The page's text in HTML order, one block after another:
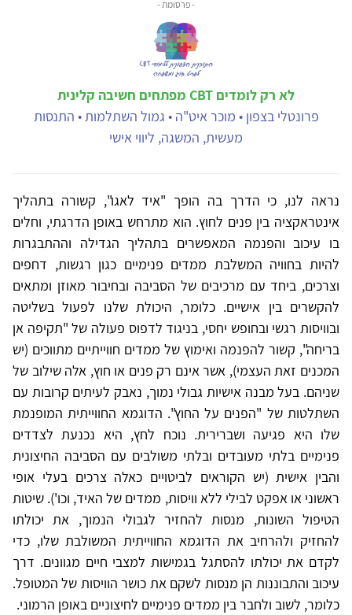
- פרסומת -
לא רק לומדים CBT מפתחים חשיבה קלינית
פרונטלי בצפון • מוכר איט"ה • גמול השתלמות • התנסות
מעשית, המשגה, ליווי אישי
נראה לנו, כי הדרך בה הופך "איד לאגו", קשורה בתהליך
אינטראקציה בין פנים לחוץ. הוא מתרחש באופן הדרגתי, וחלים
בו עיכוב והפנמה המאפשרים בתהליך הגדילה וההתבגרות
להיות בחוויה המשלבת ממדים פנימיים כגון רגשות, דחפים
וצרכים, ביחד עם מרכיבים של הסביבה ובחיבור מאוזן ומתאים
להקשרים בין אישיים. כלומר, היכולת שלנו לפעול בשליטה
ובוויסות רגשי ובחופש יחסי, בניגוד לדפוס פעולה של "תקיפה אן
בריחה", קשור להפנמה ואימוץ של ממדים חווייתיים מתווכים (יש
המכנים זאת העצמי), אשר אינם רק פנים או חוץ, אלה שילוב של
שניהם. בעל מבנה אישיות גבולי נמוך, נאבק לעיתים קרובות עם
השתלטות של "הפנים על החוץ". הדוגמא החווייתית המופנמת
שלו היא פגיעה ושברירית. נוכח לחץ, היא נכנעת לצדדים
פנימיים בלתי מעובדים ובלתי משולבים עם הסביבה החיצונית
והבין אישית (יש הקוראים לביטויים כאלה צרכים בעלי אופי
ראשוני או אפקט לבילי ללא וויסות, ממדים של האיד, וכו'). שיטות
הטיפול השונות, מנסות להחזיר לגבולי הנמוך, את יכולתו
להחזיק ולהרחיב את הדוגמא החווייתית המשולבת שלו, כדי
לקדם את יכולתו להסתגל בגמישות למצבי חיים מגוונים. דרך
עיכוב והתבוננות הן מנסות לשקם את כושר הוויסות של המטופל.
כלומר, לשוב ולחבר בין ממדים פנימיים לחיצוניים באופן הרמוני.